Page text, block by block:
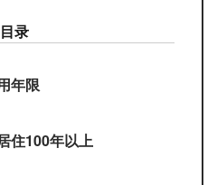
目录
年限
住100年以上